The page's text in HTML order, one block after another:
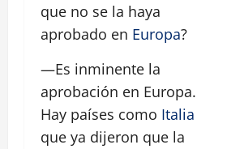
que no se la haya
aprobado en Europa?
—Es inminente la
aprobación en Europa.
Hay países como Italia
que ya dijeron que la